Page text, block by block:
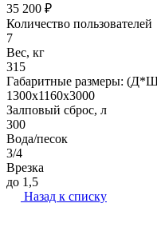
35 200 ₽
Количество пользователей
7
Вес, кг
315
Габаритные размеры:
1300х1160х3000
Залповый сброс, л
300
Вода/песок
3/4
Врезка
до 1,5
Назад к списку